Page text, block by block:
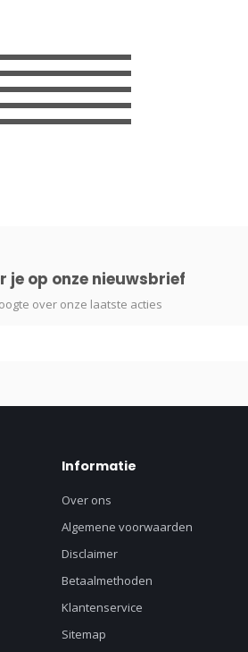
je op onze nieuwsbrief
over onze laatste acties
Informatie
Over ons
Algemene voorwaarden
Disclaimer
Betaalmethoden
Klantenservice
Sitemap